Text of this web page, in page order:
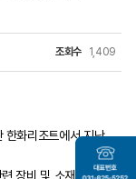
조회수 1,409
한화리조트에서 지난
장비 및 소재를